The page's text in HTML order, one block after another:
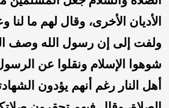
الأديان الأخرى، وقال لهم ما لنا
ولفت إلى إن رسول الله وصف
شوهوا الإسلام ونقلوا عن
أهل النار رغم أنهم يؤدون